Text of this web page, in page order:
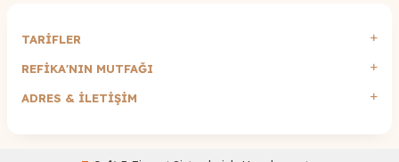
TARİFLER
REFİKA'NIN MUTFAĞI
ADRES & İLETIŞIM